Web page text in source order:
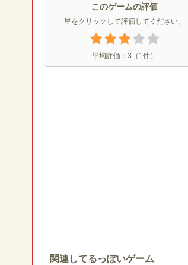
このゲームの評価
星をクリックして評価してください。
平均評価： 3 （ 1 件）
関連してるっぽいゲーム